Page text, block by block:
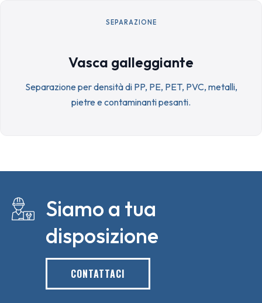
SEPARAZIONE
Vasca galleggiante
Separazione per densità di PP, PE, PET, PVC, metalli,
pietre e contaminanti pesanti.
Siamo a tua
disposizione
CONTATTACI